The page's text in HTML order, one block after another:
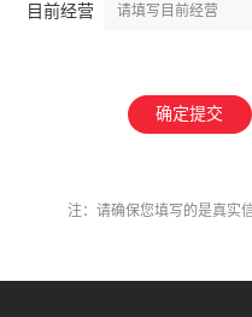
目前经营
注：请确保您填写的是真实